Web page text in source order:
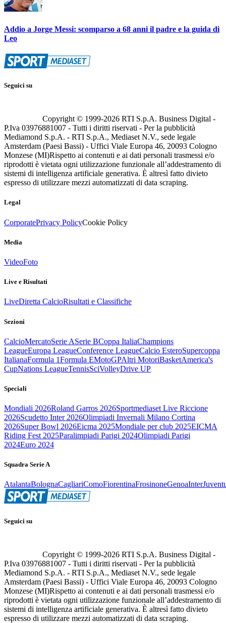
Addio a Jorge Messi: scomparso a 68 anni il padre e la guida di
Leo
Seguici su
Copyright © 1999-2026 RTI S.p.A. Business Digital -
P.Iva 03976881007 - Tutti i diritti riservati - Per la pubblicità
Mediamond S.p.A. - RTI S.p.A., Mediaset N.V., sede legale
Amsterdam (Paesi Bassi) - Uffici Viale Europa 46, 20093 Cologno
Monzese (MI)Rispetto ai contenuti e ai dati personali trasmessi e/o
riprodotti è vietata ogni utilizzazione funzionale all’addestramento di
sistemi di intelligenza artificiale generativa. È altresì fatto divieto
espresso di utilizzare mezzi automatizzati di data scraping.
Legal
CorporatePrivacy PolicyCookie Policy
Media
VideoFoto
Live e Risultati
LiveDiretta CalcioRisultati e Classifiche
Sezioni
CalcioMercatoSerie ASerie BCoppa ItaliaChampions
LeagueEuropa LeagueConference LeagueCalcio EsteroSupercoppa
ItalianaFormula 1Formula EMotoGPAltri MotoriBasketAmerica's
CupNations LeagueTennisSciVolleyDrive UP
Speciali
Mondiali 2026Roland Garros 2026Sportmediaset Live Riccione
2026Scudetto Inter 2026Olimpiadi Invernali Milano Cortina
2026Super Bowl 2026Eicma 2025Mondiale per club 2025EICMA
Riding Fest 2025Paralimpiadi Parigi 2024Olimpiadi Parigi
2024Euro 2024
Squadra Serie A
AtalantaBolognaCagliariComoFiorentinaFrosinoneGenoaInter
Seguici su
Copyright © 1999-2026 RTI S.p.A. Business Digital -
P.Iva 03976881007 - Tutti i diritti riservati - Per la pubblicità
Mediamond S.p.A. - RTI S.p.A., Mediaset N.V., sede legale
Amsterdam (Paesi Bassi) - Uffici Viale Europa 46, 20093 Cologno
Monzese (MI)Rispetto ai contenuti e ai dati personali trasmessi e/o
riprodotti è vietata ogni utilizzazione funzionale all’addestramento di
sistemi di intelligenza artificiale generativa. È altresì fatto divieto
espresso di utilizzare mezzi automatizzati di data scraping.